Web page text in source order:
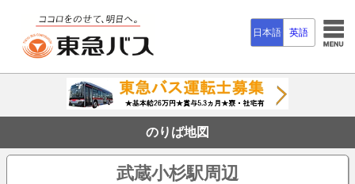
日本語 英語
のりば地図
武蔵小杉駅周辺